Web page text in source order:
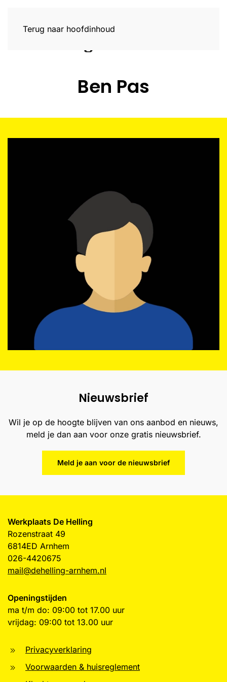
Terug naar hoofdinhoud
Ben Pas
Nieuwsbrief
Wil je op de hoogte blijven van ons aanbod en nieuws,
meld je dan aan voor onze gratis nieuwsbrief.
Meld je aan voor de nieuwsbrief
Werkplaats De Helling
Rozenstraat 49
6814ED Arnhem
026-4420675
mail@dehelling-arnhem.nl
Openingstijden
ma t/m do: 09:00 tot 17.00 uur
vrijdag: 09:00 tot 13.00 uur
Privacyverklaring
Voorwaarden & huisreglement